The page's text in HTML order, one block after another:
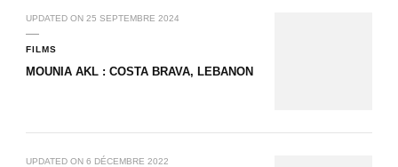
UPDATED ON 25 SEPTEMBRE 2024
FILMS
MOUNIA AKL : COSTA BRAVA, LEBANON
UPDATED ON 6 DÉCEMBRE 2022